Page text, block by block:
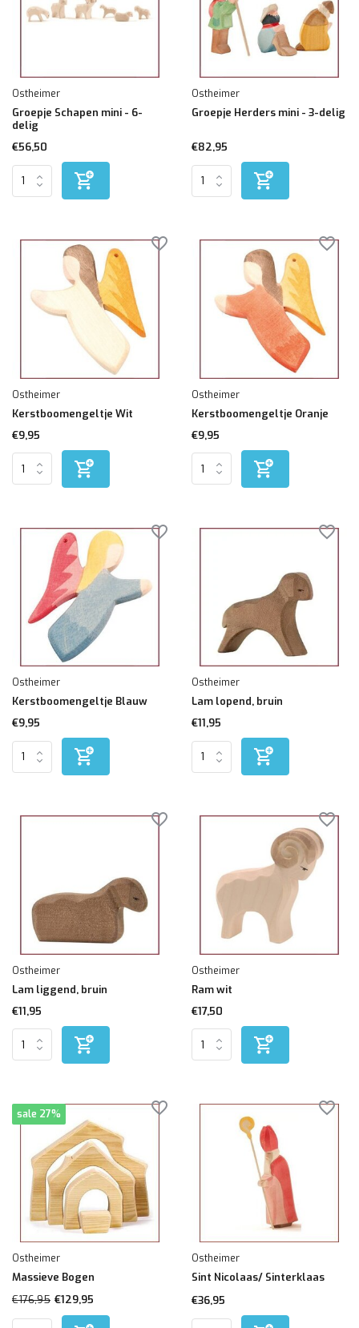
Ostheimer
Groepje Schapen mini - 6-
delig
€56,50
Ostheimer
Groepje Herders mini - 3-delig
€82,95
Ostheimer
Kerstboomengeltje Wit
€9,95
Ostheimer
Kerstboomengeltje Oranje
€9,95
Ostheimer
Kerstboomengeltje Blauw
€9,95
Ostheimer
Lam lopend, bruin
€11,95
Ostheimer
Lam liggend, bruin
€11,95
Ostheimer
Ram wit
€17,50
sale 27%
Ostheimer
Massieve Bogen
€176,95 €129,95
Ostheimer
Sint Nicolaas/ Sinterklaas
€36,95